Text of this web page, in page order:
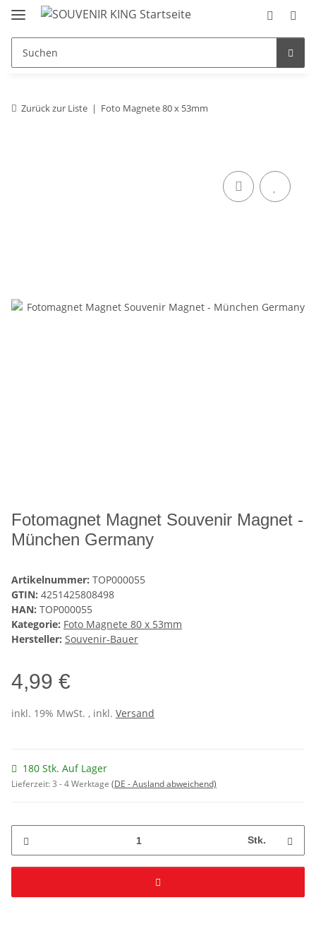
Zurück zur Liste Foto Magnete 80 x 53mm
Fotomagnet Magnet Souvenir Magnet -
München Germany
Artikelnummer: TOP000055
GTIN: 4251425808498
HAN: TOP000055
Kategorie: Foto Magnete 80 x 53mm
Hersteller: Souvenir-Bauer
4,99 €
inkl. 19% MwSt. , inkl. Versand
180 Stk. Auf Lager
Lieferzeit:3 - 4 Werktage (DE - Ausland abweichend)
Stk.